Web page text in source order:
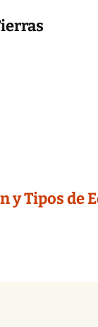
y Tipos de